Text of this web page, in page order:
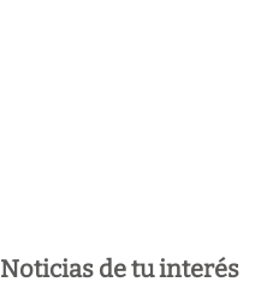
Noticias de tu interés